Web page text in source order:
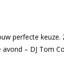
perfecte
– DJ Tom